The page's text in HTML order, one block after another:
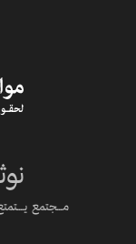
مـــجتمع يــــتمتع